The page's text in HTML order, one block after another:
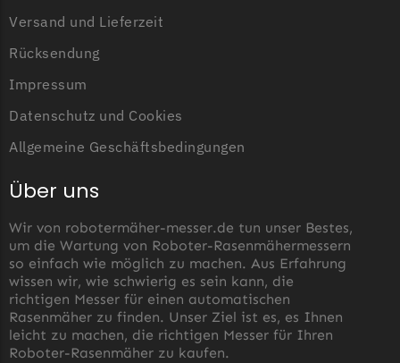
TECH Line Messer
Begrenzungsdraht
Texas
Texas Messer
Begrenzungsdraht
WOLF-Garten
Wolf-Garten Messer
Begrenzungsdraht
Yardforce
Versand und Lieferzeit
Rücksendung
Impressum
Datenschutz und Cookies
Allgemeine Geschäftsbedingungen
Über uns
Wir von robotermäher-messer.de tun unser Bestes,
um die Wartung von Roboter-Rasenmähermessern
so einfach wie möglich zu machen. Aus Erfahrung
wissen wir, wie schwierig es sein kann, die
richtigen Messer für einen automatischen
Rasenmäher zu finden. Unser Ziel ist es, es Ihnen
leicht zu machen, die richtigen Messer für Ihren
Roboter-Rasenmäher zu kaufen.